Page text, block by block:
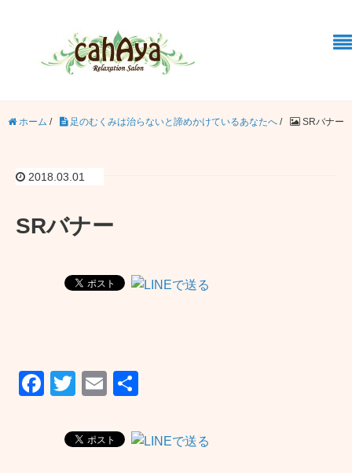
ホーム / 足のむくみは治らないと諦めかけているあなたへ / SRバナー
2018.03.01
SRバナー
F
T
tt
E
ail